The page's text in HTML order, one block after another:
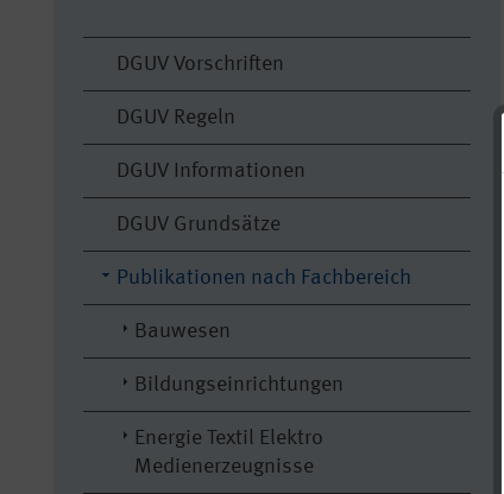
DGUV Vorschriften
DGUV Regeln
DGUV Informationen
DGUV Grundsätze
Publikationen nach Fachbereich
Bauwesen
Bildungseinrichtungen
Energie Textil Elektro
Medienerzeugnisse